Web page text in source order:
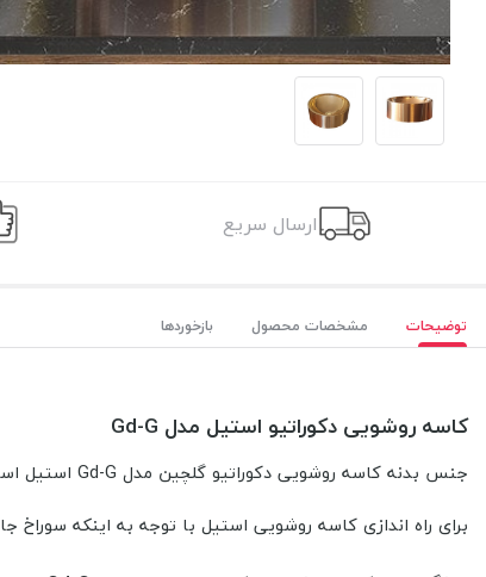
ارسال سریع
توضیحات مشخصات محصول بازخوردها
کاسه روشویی دکوراتیو استیل مدل Gd-G
جنس بدنه کاسه روشویی دکوراتیو گلچین مدل Gd-G استیل استنلس آنتی باکتریال به رنگ طلایی در قطر 42 سانتی متر است.
برای راه اندازی کاسه روشویی استیل با توجه به اینکه